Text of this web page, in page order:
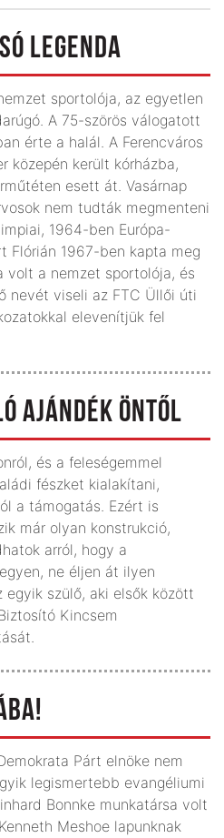
LEGENDA
sportolója, az egyetlen
A 75-szörös válogatott
érte a halál. A Ferencváros
közepén került kórházba,
esett át. Vasárnap
nem tudták megmenteni
1964-ben Európa-
Flórián 1967-ben kapta meg
volt a nemzet sportolója, és
nevét viseli az FTC Üllői úti
elevenítjük fel
AJÁNDÉK ÖNTŐL
és a feleségemmel
fészket kialakítani,
a támogatás. Ezért is
már olyan konstrukció,
arról, hogy a
ne éljen át ilyen
egyik szülő, aki elsők között
Kincsem
Párt elnöke nem
legismertebb evangéliumi
Bonnke munkatársa volt
Meshoe lapunknak